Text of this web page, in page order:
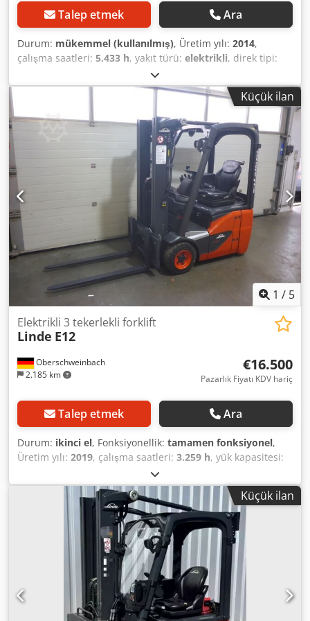
Talep etmek Ara
Durum: mükemmel (kullanılmış), Üretim yılı: 2014,
çalışma saatleri: 5.433 h, yakıt türü: elektrikli, direk tipi:
otomatik, batarya voltajı:
yükseklik:2.110 mm, toplam uzunluk:2.750 mm, toplam
, = Diğer seçenekler ve donanımlar = -
Akü şarj cihazı = Notlar = Bakımlı LINDE E12-01 elektrikli
forklift, 2014 model, dubleks direk, yan kaydırıcı, entegre
şarj cihazı, 5.433 çalışma saati = Ek bilgiler = Üretim yılı:
2014 Boş ağırlık: 2.355 kg Cedpfxozgvi Es Al Rsrf Kaldırma
kapasitesi: 1.200 kg Teknik durumu: çok iyi Görsel durumu:
çok iyi Daha fazla bilgi için Arne Honingh ile iletişime
geçin.
Küçük ilan
1 / 5
Oberschweinbach
2.185 km
Elektrikli 3 tekerlekli forklift
Linde E12
€16.500
Pazarlık Fiyatı KDV hariç
Talep etmek Ara
Durum: ikinci el, Fonksiyonellik: tamamen fonksiyonel,
Üretim yılı: 2019, çalışma saatleri: 3.259 h, yük kapasitesi:
, kaldırma yüksekliği:4.170 mm
elektrikli, direk tipi:triplex, inşaat yüksekliği:1.920 mm,
Elektro, elektrikli 3 tekerlekli forklift Direk tipi:
Tripleks Crsdewkx Riepfx Al Ref Durum: Kullanıma hazır ve
tam işlevsel Durum Teknik: iyi yan kaydırma,
Küçük ilan